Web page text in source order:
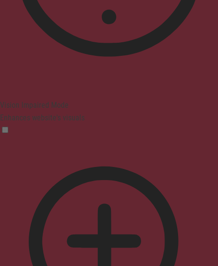
Vision Impaired Mode
Enhances website's visuals